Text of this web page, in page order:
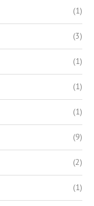
(1)
(3)
(1)
(1)
(1)
(9)
(2)
(1)